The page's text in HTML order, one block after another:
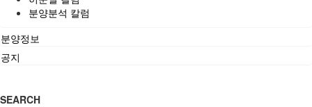
분양분석 칼럼
분양정보
공지
SEARCH